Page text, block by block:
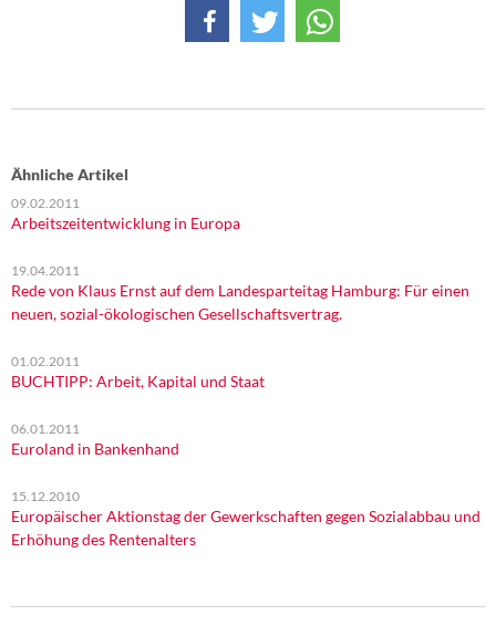
Ähnliche Artikel
09.02.2011
Arbeitszeitentwicklung in Europa
19.04.2011
Rede von Klaus Ernst auf dem Landesparteitag Hamburg: Für einen
neuen, sozial-ökologischen Gesellschaftsvertrag.
01.02.2011
BUCHTIPP: Arbeit, Kapital und Staat
06.01.2011
Euroland in Bankenhand
15.12.2010
Europäischer Aktionstag der Gewerkschaften gegen Sozialabbau und
Erhöhung des Rentenalters